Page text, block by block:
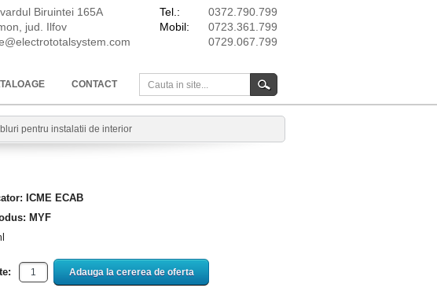
Tel.:
0372.790.799
Mobil:
0723.361.799
0729.067.799
Biruintei 165A
jud. Ilfov
CONTACT
pentru instalatii de interior
ICME ECAB
MYF